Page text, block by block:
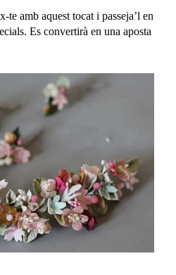
te amb aquest tocat i passeja’l en
Es convertirà en una aposta